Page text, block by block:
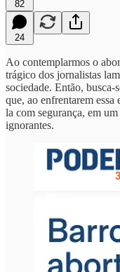
82
24
Ao contemplarmos o
trágico dos jornalistas
sociedade. Então,
que, ao enfrentarem essa
la com segurança, em
ignorantes.